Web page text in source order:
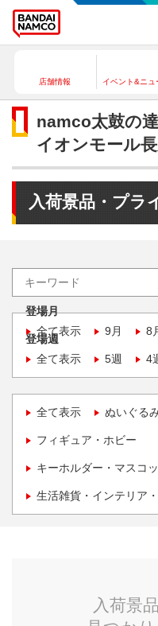
店舗情報 イベント&ニュ
namco太鼓の
イオンモール
入荷景品・プラ
登場月
全て表示
9月 8
登場週
全て表示
5週 4
全て表示 ぬいぐる
フィギュア・ホビー
キーホルダー・マスコ
生活雑貨・インテリア